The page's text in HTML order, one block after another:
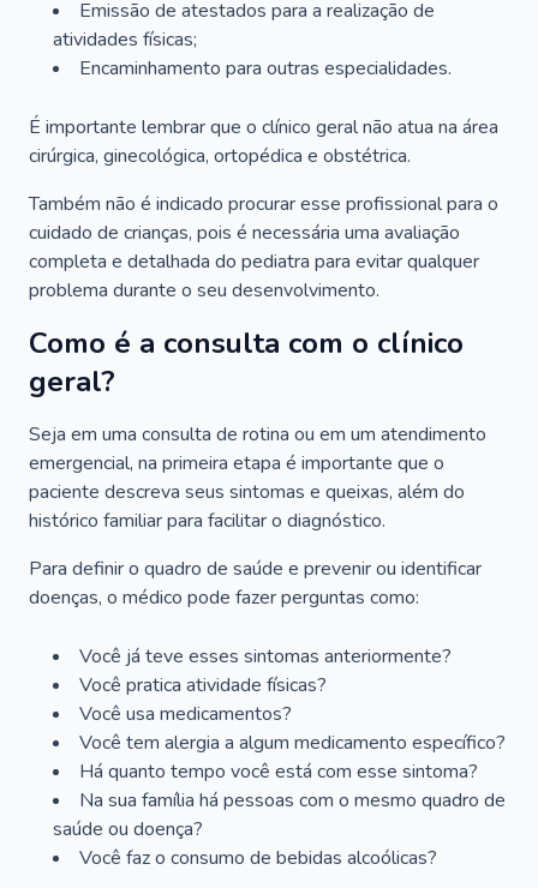
Emissão de atestados para a realização de
atividades físicas;
Encaminhamento para outras especialidades.
É importante lembrar que o clínico geral não atua na área
cirúrgica, ginecológica, ortopédica e obstétrica.
Também não é indicado procurar esse profissional para o
cuidado de crianças, pois é necessária uma avaliação
completa e detalhada do pediatra para evitar qualquer
problema durante o seu desenvolvimento.
Como é a consulta com o clínico
geral?
Seja em uma consulta de rotina ou em um atendimento
emergencial, na primeira etapa é importante que o
paciente descreva seus sintomas e queixas, além do
histórico familiar para facilitar o diagnóstico.
Para definir o quadro de saúde e prevenir ou identificar
doenças, o médico pode fazer perguntas como:
Você já teve esses sintomas anteriormente?
Você pratica atividade físicas?
Você usa medicamentos?
Você tem alergia a algum medicamento específico?
Há quanto tempo você está com esse sintoma?
Na sua família há pessoas com o mesmo quadro de
saúde ou doença?
Você faz o consumo de bebidas alcoólicas?